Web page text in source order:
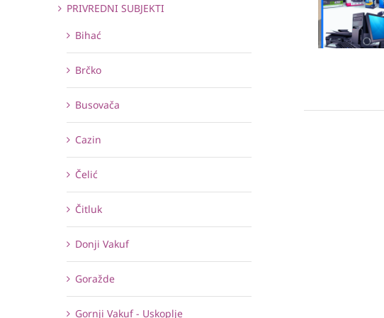
PRIVREDNI SUBJEKTI
Bihać
Brčko
Busovača
Cazin
Čelić
Čitluk
Donji Vakuf
Goražde
Gornji Vakuf - Uskoplje